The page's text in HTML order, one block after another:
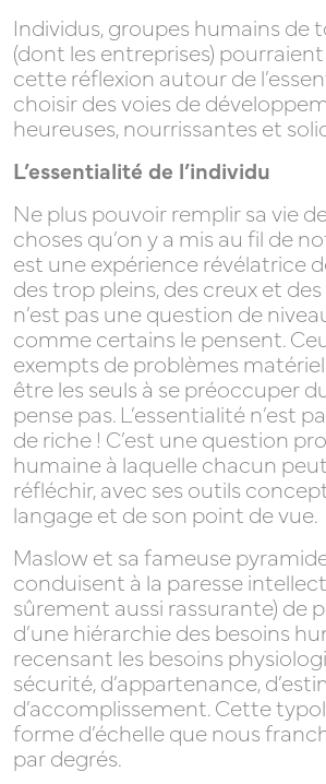
RH
COACHS
/
CONSULTANTS
FORMATIONS
DIAGNOSTICS
Individus, groupes humains de
(dont les entreprises)
cette réflexion autour de
choisir des voies de
heureuses, nourrissantes et
L’essentialité de l’individu
Ne plus pouvoir remplir sa vie
choses qu’on y a mis au fil de
est une expérience révélatrice
des trop pleins, des creux et des
n’est pas une question de
comme certains le pensent.
exempts de problèmes
être les seuls à se préoccuper
pense pas. L’essentialité n’est
de riche ! C’est une question
humaine à laquelle chacun
réfléchir, avec ses outils
langage et de son point de vue.
Maslow et sa fameuse
conduisent à la paresse
sûrement aussi rassurante) de
d’une hiérarchie des besoins
recensant les besoins
sécurité, d’appartenance,
d’accomplissement. Cette
forme d’échelle que nous
par degrés.